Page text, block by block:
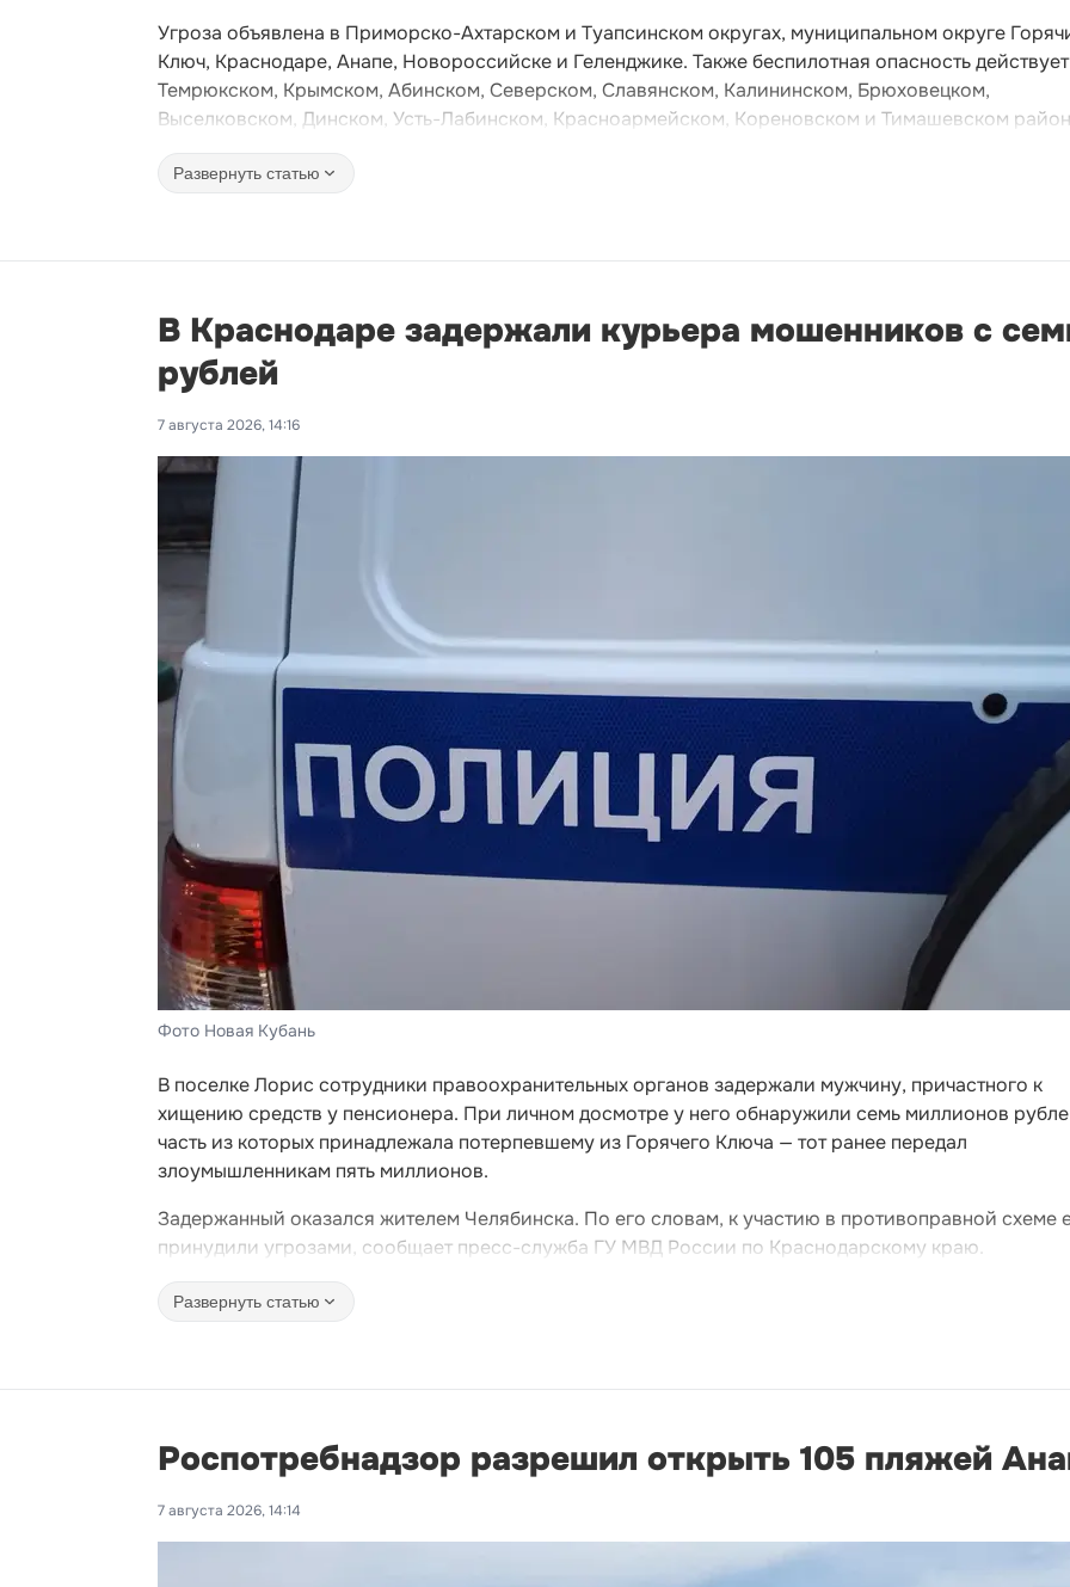
Угроза объявлена в Приморско-Ахтарском и Туапсинском округах, муниципальном округе
Ключ, Краснодаре, Анапе, Новороссийске и Геленджике. Также беспилотная опасность
Темрюкском, Крымском, Абинском, Северском, Славянском, Калининском, Брюховецком,
Выселковском, Динском, Усть-Лабинском, Красноармейском, Кореновском и Тимашевском
Развернуть статью
В Краснодаре задержали курьера мошенников с
рублей
7 августа 2026, 14:16
Фото Новая Кубань
В поселке Лорис сотрудники правоохранительных органов задержали мужчину, причастного к
хищению средств у пенсионера. При личном досмотре у него обнаружили семь миллионов
часть из которых принадлежала потерпевшему из Горячего Ключа — тот ранее передал
злоумышленникам пять миллионов.
Задержанный оказался жителем Челябинска. По его словам, к участию в противоправной схеме
принудили угрозами, сообщает пресс-служба ГУ МВД России по Краснодарскому краю.
Развернуть статью
Роспотребнадзор разрешил открыть 105 пляжей
7 августа 2026, 14:14